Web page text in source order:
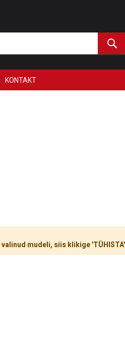
KONTAKT
mudeli, siis klikige